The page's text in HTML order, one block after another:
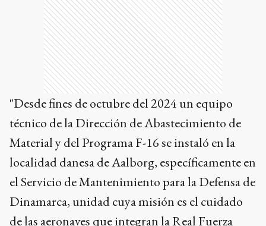
"Desde fines de octubre del 2024 un equipo
técnico de la Dirección de Abastecimiento de
Material y del Programa F-16 se instaló en la
localidad danesa de Aalborg, específicamente en
el Servicio de Mantenimiento para la Defensa de
Dinamarca, unidad cuya misión es el cuidado
de las aeronaves que integran la Real Fuerza